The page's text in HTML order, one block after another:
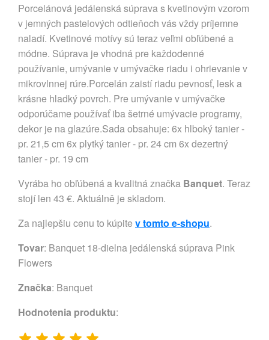
Porcelánová jedálenská súprava s kvetinovým vzorom
v jemných pastelových odtieňoch vás vždy príjemne
naladí. Kvetinové motívy sú teraz veľmi obľúbené a
módne. Súprava je vhodná pre každodenné
používanie, umývanie v umývačke riadu i ohrievanie v
mikrovlnnej rúre.Porcelán zaistí riadu pevnosť, lesk a
krásne hladký povrch. Pre umývanie v umývačke
odporúčame používať iba šetrné umývacie programy,
dekor je na glazúre.Sada obsahuje: 6x hlboký tanier -
pr. 21,5 cm 6x plytký tanier - pr. 24 cm 6x dezertný
tanier - pr. 19 cm
Vyrába ho obľúbená a kvalitná značka Banquet. Teraz
stojí len 43 €. Aktuálně je skladom.
Za najlepšiu cenu to kúpite v tomto e-shopu.
Tovar: Banquet 18-dielna jedálenská súprava Pink
Flowers
Značka: Banquet
Hodnotenia produktu: